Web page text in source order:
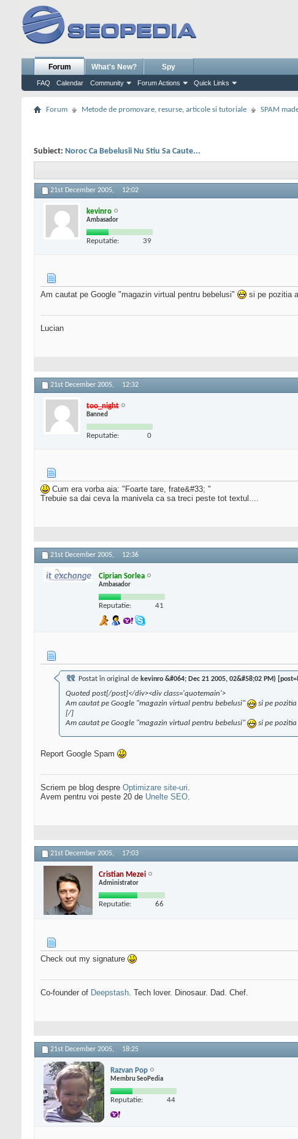
Forum
FAQ Calendar Community Forum Actions Quick Links
What's New? Spy
Forum Metode de promovare, resurse, articole si tutoriale SPAM
Subiect: Noroc Ca Bebelusii Nu Stiu Sa Caute...
21st December 2005, 12:02
kevinro
Ambasador
Reputatie: 39
Am cautat pe Google "magazin virtual pentru bebelusi" si pe pozitia
Lucian
21st December 2005, 12:32
too_night
Banned
Reputatie: 0
Cum era vorba aia: "Foarte tare, frate&#33; "
Trebuie sa dai ceva la manivela ca sa treci peste tot textul....
21st December 2005, 12:36
Ciprian Sorlea
Ambasador
Reputatie: 41
Postat în original de kevinro &#064; Dec 21 2005, 02&#58;02 PM)
Quoted post[/post]</div><div class='quotemain'>
Am cautat pe Google "magazin virtual pentru bebelusi"
si pe
[/]
Am cautat pe Google "magazin virtual pentru bebelusi"
si pe
Report Google Spam
Scriem pe blog despre Optimizare site-uri.
Avem pentru voi peste 20 de Unelte SEO.
21st December 2005, 17:03
Cristian Mezei
Administrator
Reputatie: 66
Check out my signature
Co-founder of Deepstash. Tech lover. Dinosaur. Dad. Chef.
21st December 2005, 18:25
Razvan Pop
Membru SeoPedia
Reputatie: 44